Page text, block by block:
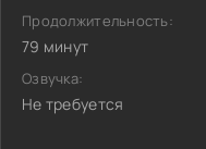
Продолжительность:
79 минут
Озвучка:
Не требуется